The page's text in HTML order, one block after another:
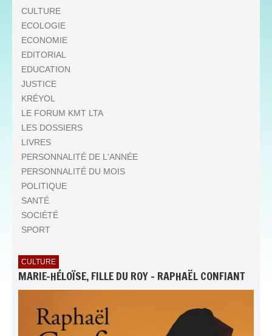
CULTURE
ECOLOGIE
ECONOMIE
EDITORIAL
EDUCATION
JUSTICE
KRÉYOL
LE FORUM KMT LTA
LES DOSSIERS
LIVRES
PERSONNALITÉ DE L'ANNÉE
PERSONNALITÉ DU MOIS
POLITIQUE
SANTÉ
SOCIÉTÉ
SPORT
CULTURE
MARIE-HÉLOÏSE, FILLE DU ROY - RAPHAËL CONFIANT